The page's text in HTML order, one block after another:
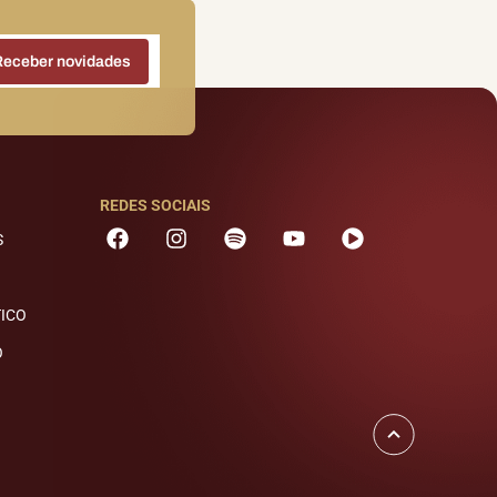
REDES SOCIAIS